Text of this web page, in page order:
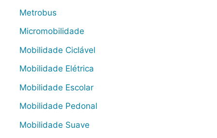
Metrobus
Micromobilidade
Mobilidade Ciclável
Mobilidade Elétrica
Mobilidade Escolar
Mobilidade Pedonal
Mobilidade Suave